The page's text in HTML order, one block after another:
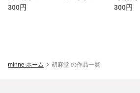
300円
300円
minne ホーム 胡麻堂 の作品一覧